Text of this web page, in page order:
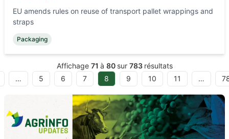
EU amends rules on reuse of transport pallet wrappings and
straps
Packaging
Affichage 71 à 80 sur 783 résultats
…
5 6 7 8 9 10 11 …